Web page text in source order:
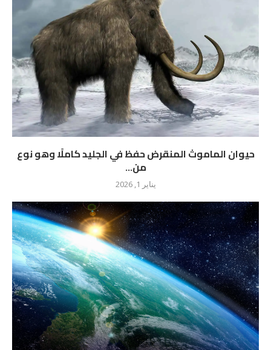
حيوان الماموث المنقرض حفظ في الجليد كاملًا وهو نوع
من...
يناير 1, 2026